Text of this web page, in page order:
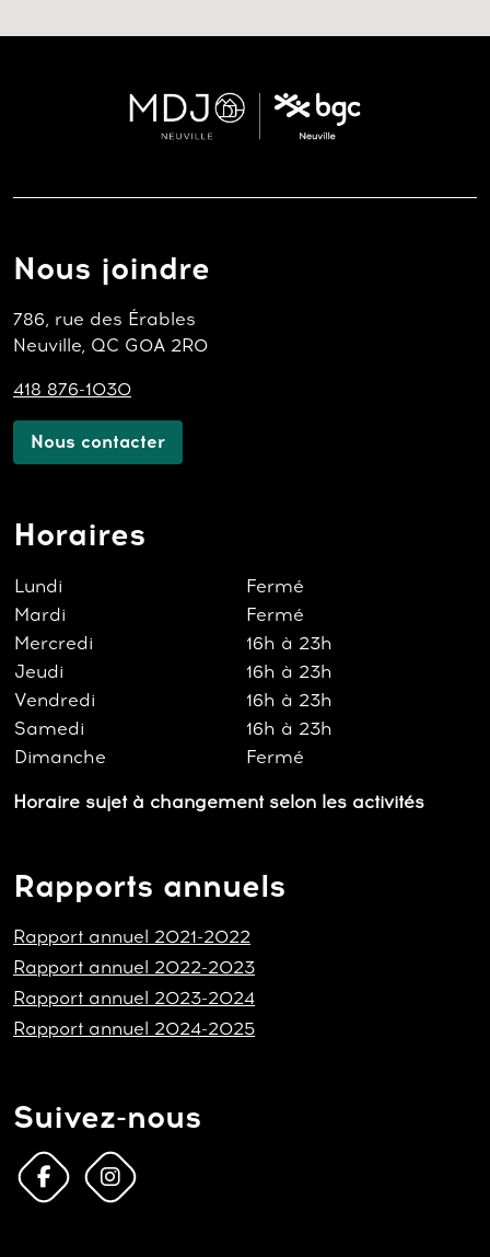
Nous joindre
786, rue des Érables
Neuville, QC G0A 2R0
418 876-1030
Nous contacter
Horaires
Lundi
Fermé
Mardi
Fermé
Mercredi
16h à 23h
Jeudi
16h à 23h
Vendredi
16h à 23h
Samedi
16h à 23h
Dimanche
Fermé
Horaire sujet à changement selon les activités
Rapports annuels
Rapport annuel 2021-2022
Rapport annuel 2022-2023
Rapport annuel 2023-2024
Rapport annuel 2024-2025
Suivez-nous